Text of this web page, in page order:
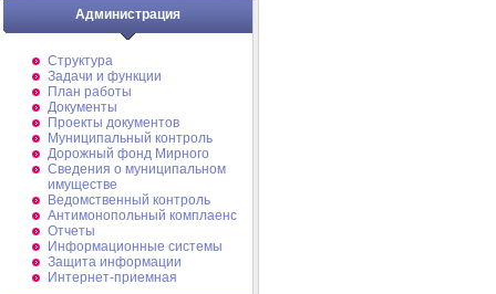
Администрация
Структура
Задачи и функции
План работы
Документы
Проекты документов
Муниципальный контроль
Дорожный фонд Мирного
Cведения о муниципальном
имуществе
Ведомственный контроль
Антимонопольный комплаенс
Отчеты
Информационные системы
Защита информации
Интернет-приемная